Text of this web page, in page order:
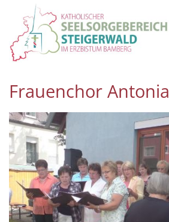
Zum Inhalt springen
Frauenchor Antonia